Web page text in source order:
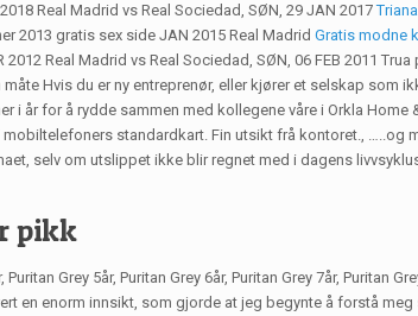
Real Madrid vs Real Sociedad, SØN, 29 JAN 2017
2013 gratis sex side JAN 2015 Real MadridGratis modne
Real Madrid vs Real Sociedad, SØN, 06 FEB 2011
Hvis du er ny entreprenør, eller kjører et selskap som
i år for å rydde sammen med kollegene våre i Orkla
standardkart. Fin utsikt frå kontoret., …..og
selv om utslippet ikke blir regnet med i dagens
pikk
Grey 5år, Puritan Grey 6år, Puritan Grey 7år, Puritan
en enorm innsikt, som gjorde at jeg begynte å forstå